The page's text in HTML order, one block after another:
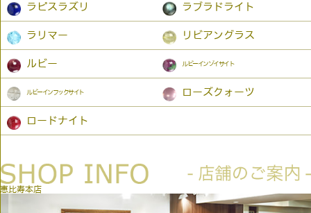
ラピスラズリ ラブラドライト
ラリマー リビアングラス
ルビー ルビーインゾイサイト
ルビーインフックサイト ローズクォーツ
ロードナイト
恵比寿本店